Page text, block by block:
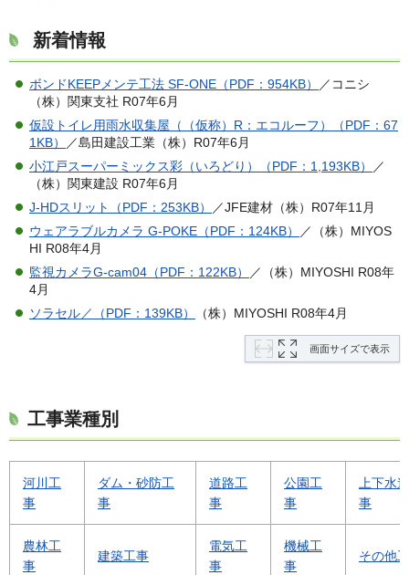
新着情報
ボンドKEEPメンテ工法 SF-ONE（PDF：954KB）
／コニシ
（株）関東支社 R07年6月
仮設トイレ用雨水収集屋（（仮称）R：エコルーフ）（PDF：67
1KB）
／島田建設工業（株）R07年6月
小江戸スーパーミックス彩（いろどり）（PDF：1,193KB）
／
（株）関東建設 R07年6月
J-HDスリット（PDF：253KB）
／JFE建材（株）R07年11月
ウェアラブルカメラ G-POKE（PDF：124KB）
／（株）MIYOS
HI R08年4月
監視カメラG-cam04（PDF：122KB）
／（株）MIYOSHI R08年
4月
ソラセル／（PDF：139KB）
（株）MIYOSHI R08年4月
画面サイズで表示
工事業種別
河川工
事
ダム・砂防工
事
道路工
事
公園工
事
上下水
事
農林工
事
建築工事
電気工
事
機械工
事
その他